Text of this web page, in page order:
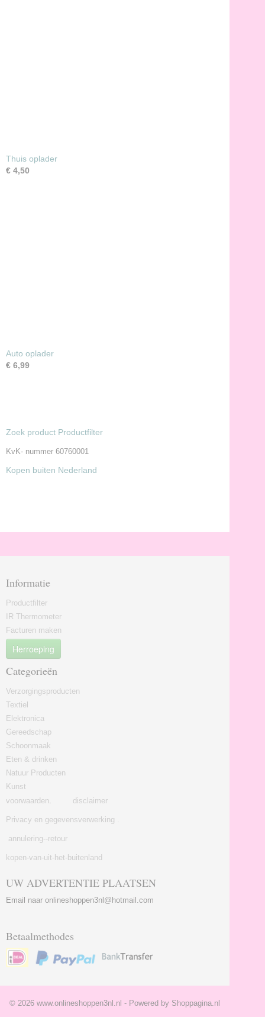
Thuis oplader
€ 4,50
Auto oplader
€ 6,99
Zoek product Productfilter
KvK- nummer 60760001
Kopen buiten Nederland
Informatie
Productfilter
IR Thermometer
Facturen maken
Herroeping
Categorieën
Verzorgingsproducten
Textiel
Elektronica
Gereedschap
Schoonmaak
Eten & drinken
Natuur Producten
Kunst
voorwaarden. disclaimer
Privacy en gegevensverwerking .
annulering--retour
kopen-van-uit-het-buitenland
UW ADVERTENTIE PLAATSEN
Email naar onlineshoppen3nl@hotmail.com
Betaalmethodes
© 2026 www.onlineshoppen3nl.nl - Powered by Shoppagina.nl